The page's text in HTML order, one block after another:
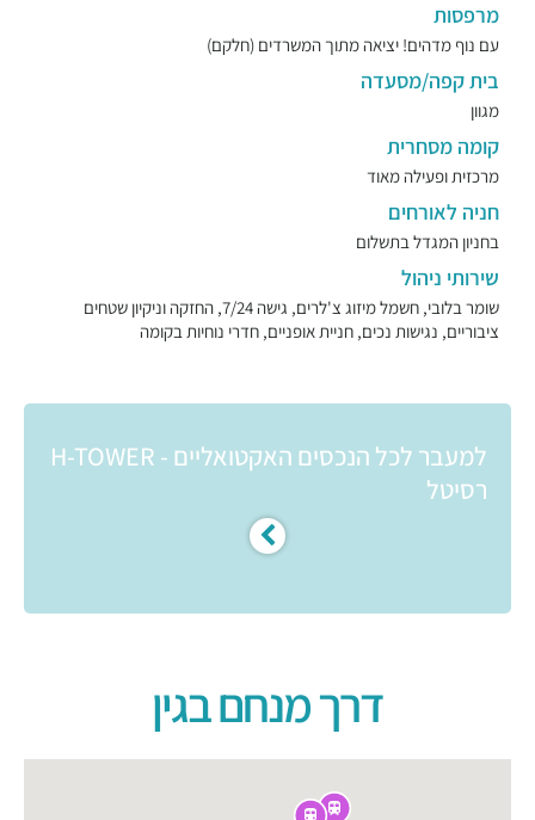
מרפסות
עם נוף מדהים! יציאה מתוך המשרדים (חלקם)
בית קפה/מסעדה
מגוון
קומה מסחרית
מרכזית ופעילה מאוד
חניה לאורחים
בחניון המגדל בתשלום
שירותי ניהול
שומר בלובי, חשמל מיזוג צ'לרים, גישה 7/24, החזקה וניקיון שטחים
ציבוריים, נגישות נכים, חניית אופניים, חדרי נוחיות בקומה
למעבר לכל הנכסים האקטואליים - H-TOWER
רסיטל
דרך מנחם בגין